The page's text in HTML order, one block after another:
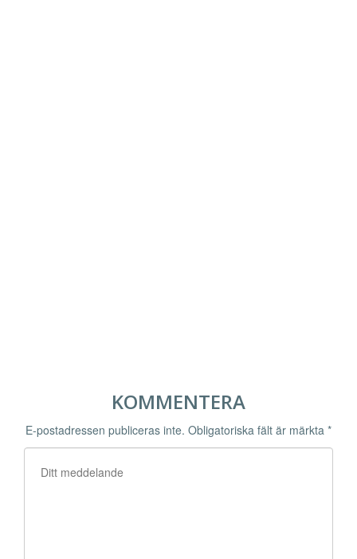
KOMMENTERA
E-postadressen publiceras inte. Obligatoriska fält är märkta *